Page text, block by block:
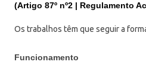
(Artigo 87º nº2 | Regulamento
Os trabalhos têm que seguir a
Funcionamento